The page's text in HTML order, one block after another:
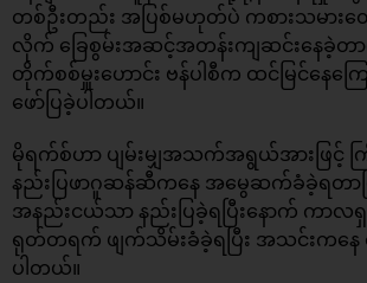
တစ်ဦးတည်း အပြစ်မဟုတ်ပဲ ကစားသမား
လိုက် ခြေစွမ်းအဆင့်အတန်းကျဆင်းနေ
တိုက်စစ်မှူးဟောင်း ဗန်ပါစီက ထင်မြင်နေကြေ
ဖော်ပြခဲ့ပါတယ်။
မိုရက်စ်ဟာ ပျမ်းမျှအသက်အရွယ်အားဖြင့်
နည်းပြဖာဂူဆန်ဆီကနေ အမွေဆက်ခံခဲ့ရတာဖ
အနည်းငယ်သာ နည်းပြခဲ့ရပြီးနောက် ကာလ
ရုတ်တရက် ဖျက်သိမ်းခံခဲ့ရပြီး အသင်းကနေ
ပါတယ်။